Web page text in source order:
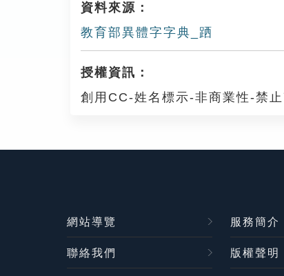
資料來源：
教育部異體字字典_跴
授權資訊：
創用CC-姓名標示-非商業性-禁
網站導覽 服務簡介
聯絡我們 版權聲明